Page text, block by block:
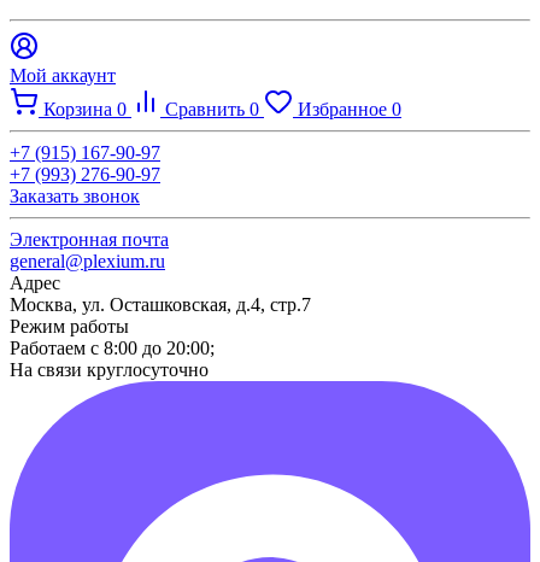
Мой аккаунт
Корзина 0 Сравнить 0 Избранное 0
+7 (915) 167-90-97
+7 (993) 276-90-97
Заказать звонок
Электронная почта
general@plexium.ru
Адрес
Москва, ул. Осташковская, д.4, стр.7
Режим работы
Работаем с 8:00 до 20:00;
На связи круглосуточно